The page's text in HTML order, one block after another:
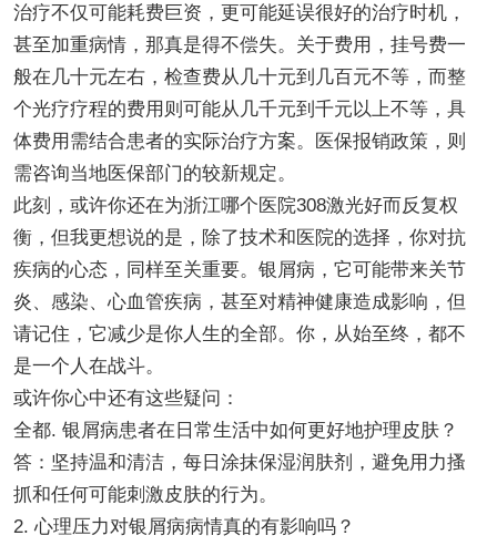
治疗不仅可能耗费巨资，更可能延误很好的治疗时机，
甚至加重病情，那真是得不偿失。关于费用，挂号费一
般在几十元左右，检查费从几十元到几百元不等，而整
个光疗疗程的费用则可能从几千元到千元以上不等，具
体费用需结合患者的实际治疗方案。医保报销政策，则
需咨询当地医保部门的较新规定。
此刻，或许你还在为浙江哪个医院308激光好而反复权
衡，但我更想说的是，除了技术和医院的选择，你对抗
疾病的心态，同样至关重要。银屑病，它可能带来关节
炎、感染、心血管疾病，甚至对精神健康造成影响，但
请记住，它减少是你人生的全部。你，从始至终，都不
是一个人在战斗。
或许你心中还有这些疑问：
全都. 银屑病患者在日常生活中如何更好地护理皮肤？
答：坚持温和清洁，每日涂抹保湿润肤剂，避免用力搔
抓和任何可能刺激皮肤的行为。
2. 心理压力对银屑病病情真的有影响吗？